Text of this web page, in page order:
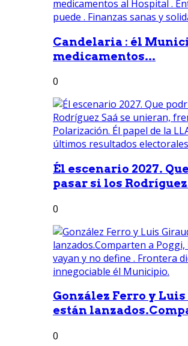
Candelaria : él
medicamentos...
0
Él escenario 2027.
pasar si los
0
González Ferro y
están
0